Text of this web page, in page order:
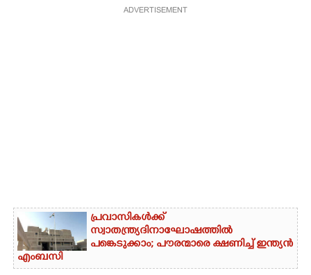
ADVERTISEMENT
പ്രവാസികൾക്ക്
സ്വാതന്ത്ര്യദിനാഘോഷത്തിൽ
പങ്കെടുക്കാം; പൗരന്മാരെ ക്ഷണിച്ച് ഇന്ത്യൻ
എംബസി